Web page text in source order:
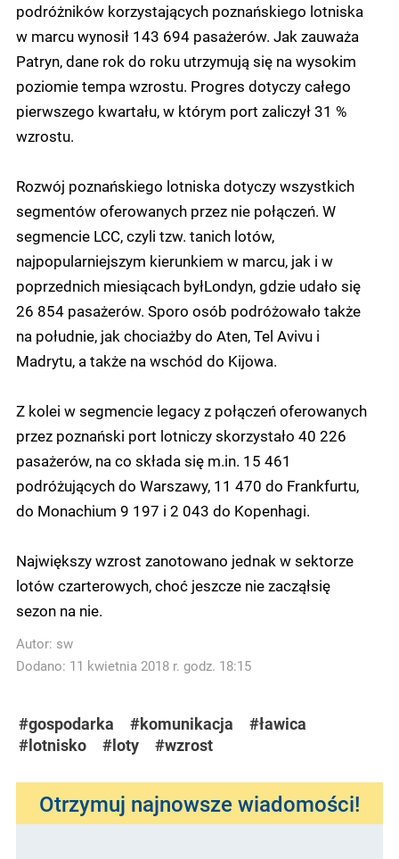
podróżników korzystających poznańskiego lotniska
w marcu wynosił 143 694 pasażerów. Jak zauważa
Patryn, dane rok do roku utrzymują się na wysokim
poziomie tempa wzrostu. Progres dotyczy całego
pierwszego kwartału, w którym port zaliczył 31 %
wzrostu.
Rozwój poznańskiego lotniska dotyczy wszystkich
segmentów oferowanych przez nie połączeń. W
segmencie LCC, czyli tzw. tanich lotów,
najpopularniejszym kierunkiem w marcu, jak i w
poprzednich miesiącach byłLondyn, gdzie udało się
26 854 pasażerów. Sporo osób podróżowało także
na południe, jak chociażby do Aten, Tel Avivu i
Madrytu, a także na wschód do Kijowa.
Z kolei w segmencie legacy z połączeń oferowanych
przez poznański port lotniczy skorzystało 40 226
pasażerów, na co składa się m.in. 15 461
podróżujących do Warszawy, 11 470 do Frankfurtu,
do Monachium 9 197 i 2 043 do Kopenhagi.
Największy wzrost zanotowano jednak w sektorze
lotów czarterowych, choć jeszcze nie zacząłsię
sezon na nie.
Autor: sw
Dodano: 11 kwietnia 2018 r. godz. 18:15
#gospodarka #komunikacja
#ławica
#lotnisko
#loty #wzrost
Otrzymuj najnowsze wiadomości!